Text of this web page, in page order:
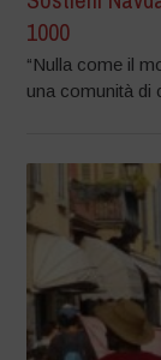
1000
“Nulla come il
una comunità di